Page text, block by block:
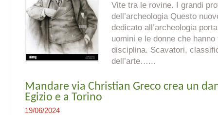
Vite tra le rovine. I grandi
dell’archeologia Questo
dedicato all’archeologia
uomini e le donne che
disciplina. Scavatori,
dell’arte…...
Mandare via Christian Greco crea un
Egizio e a Torino
19/06/2024